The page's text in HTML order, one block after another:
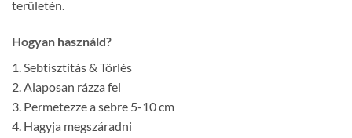
területén.
Hogyan használd?
1. Sebtisztítás & Törlés
2. Alaposan rázza fel
3. Permetezze a sebre 5-10 cm
4. Hagyja megszáradni